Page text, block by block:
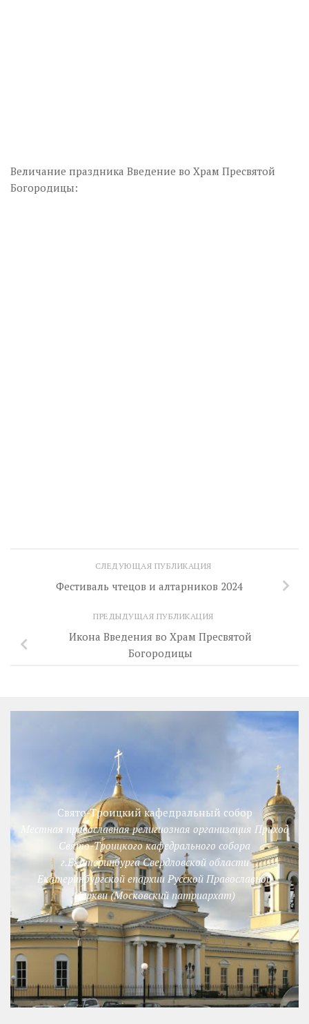
Величание праздника Введение во Храм Пресвятой
Богородицы:
СЛЕДУЮЩАЯ ПУБЛИКАЦИЯ
Фестиваль чтецов и алтарников 2024
ПРЕДЫДУЩАЯ ПУБЛИКАЦИЯ
Икона Введения во Храм Пресвятой
Богородицы
Свято-Троицкий кафедральный собор
Местная православная религиозная организация Приход
Свято-Троицкого кафедрального собора
г.Екатеринбурга Свердловской области
Екатеринбургской епархии Русской Православной
Церкви (Московский патриархат)